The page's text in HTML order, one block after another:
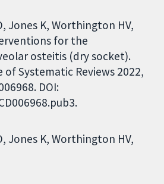
Jones K, Worthington HV,
for the
osteitis (dry socket).
of Systematic Reviews 2022,
DOI:
Jones K Worthington HV